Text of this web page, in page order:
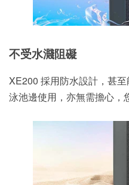
不受水濺阻礙
XE200 採用防水設計，甚
泳池邊使用，亦無需擔心，